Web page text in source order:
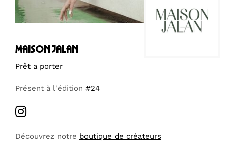
maison jalan
Prêt a porter
Présent à l'édition #24
Découvrez notre boutique de créateurs